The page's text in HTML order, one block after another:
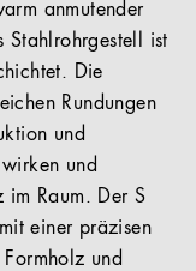
anmutender
Stahlrohrgestell ist
Die
Rundungen
und
und
im Raum. Der S
einer präzisen
und